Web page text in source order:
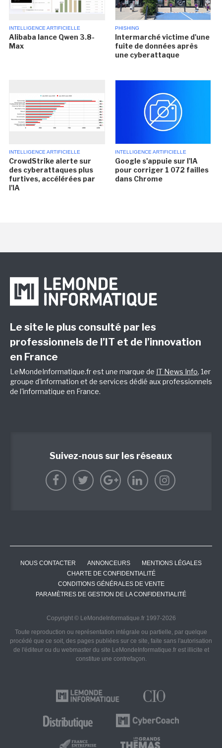
INTELLIGENCE ARTIFICIELLE
Alibaba lance Qwen 3.8-
Max
PHISHING
Intermarché victime d'une
fuite de données après
une cyberattaque
INTELLIGENCE ARTIFICIELLE
CrowdStrike alerte sur
des cyberattaques plus
furtives, accélérées par
l'IA
INTELLIGENCE ARTIFICIELLE
Google s'appuie sur l'IA
pour corriger 1 072 failles
dans Chrome
Le site le plus consulté par les
professionnels de l’IT et de l’innovation
en France
LeMondeInformatique.fr est une marque de IT News Info, 1er
groupe d'information et de services dédié aux professionnels
de l'informatique en France.
Suivez-nous sur les réseaux
NOUS CONTACTER ANNONCEURS
MENTIONS LÉGALES
CHARTE DE CONFIDENTIALITÉ
CONDITIONS GÉNÉRALES DE VENTE
PARAMÈTRES DE GESTION DE LA CONFIDENTIALITÉ
Copyright © LeMondeInformatique.fr 1997-2026
Toute reproduction ou représentation intégrale ou partielle, par quelque
procédé que ce soit, des pages publiées sur ce site, faite sans l'autorisation
de l'éditeur ou du webmaster du site LeMondeInformatique.fr est illicite et
constitue une contrefaçon.